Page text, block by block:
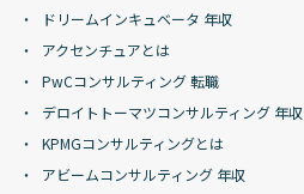
ドリームインキュベータ 年収
アクセンチュアとは
PwCコンサルティング 転職
デロイトトーマツコンサルティング 年収
KPMGコンサルティングとは
アビームコンサルティング 年収